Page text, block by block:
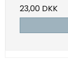
23,00 DKK